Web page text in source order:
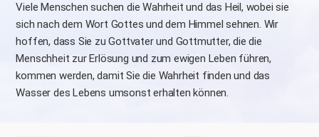
Viele Menschen suchen die Wahrheit und das Heil, wobei sie
sich nach dem Wort Gottes und dem Himmel sehnen. Wir
hoffen, dass Sie zu Gottvater und Gottmutter, die die
Menschheit zur Erlösung und zum ewigen Leben führen,
kommen werden, damit Sie die Wahrheit finden und das
Wasser des Lebens umsonst erhalten können.